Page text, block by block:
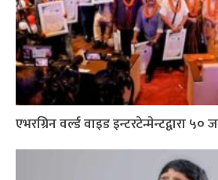
एभरग्रिन वर्ल्ड वाइड इन्टरटेन्मेन्टद्वारा ५०